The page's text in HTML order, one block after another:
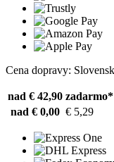
Cena dopravy:
nad € 42,90 zadarmo*
nad € 0,00 € 5,29